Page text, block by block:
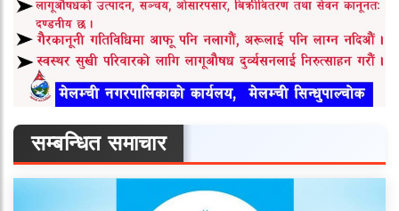
सम्बन्धित समाचार